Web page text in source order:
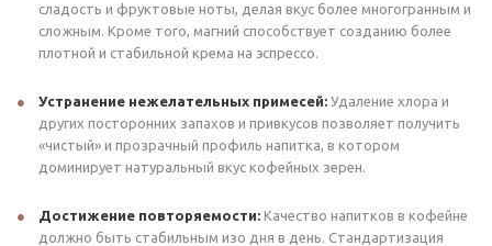
сладость и фруктовые ноты, делая вкус более многогранным и
сложным. Кроме того, магний способствует созданию более
плотной и стабильной крема на эспрессо.
Устранение нежелательных примесей: Удаление хлора и
других посторонних запахов и привкусов позволяет получить
«чистый» и прозрачный профиль напитка, в котором
доминирует натуральный вкус кофейных зерен.
Достижение повторяемости: Качество напитков в кофейне
должно быть стабильным изо дня в день. Стандартизация